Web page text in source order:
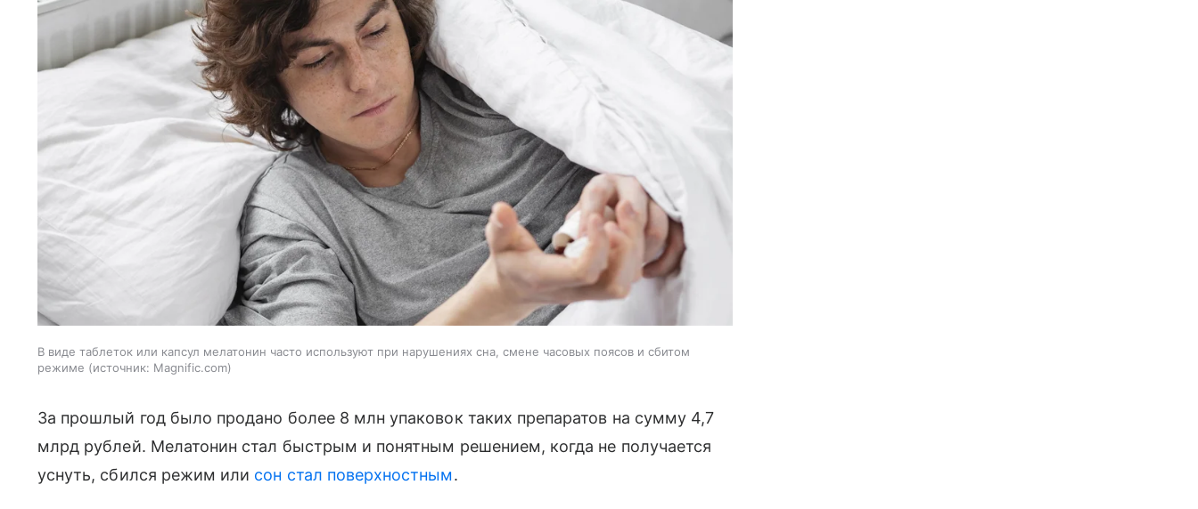
В виде таблеток или капсул мелатонин часто используют при нарушениях сна, смене часовых поясов и сбитом
режиме
источник: Magnific.com
За прошлый год было продано более 8 млн упаковок таких препаратов на сумму 4,7
млрд рублей. Мелатонин стал быстрым и понятным решением, когда не получается
уснуть, сбился режим или сон стал поверхностным.